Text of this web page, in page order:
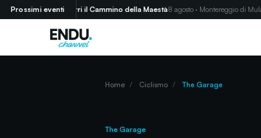
Prossimi eventi
Corri il Cammino della Maestà8 agosto · Montereggio di Mulazzo (MS)
Home / Ciclismo / The Garage
The Garage